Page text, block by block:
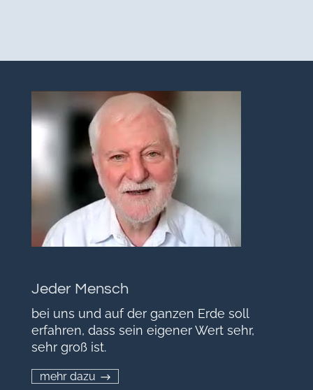
Jeder Mensch
bei uns und auf der ganzen Erde soll
erfahren, dass sein eigener Wert sehr,
sehr groß ist.
mehr dazu